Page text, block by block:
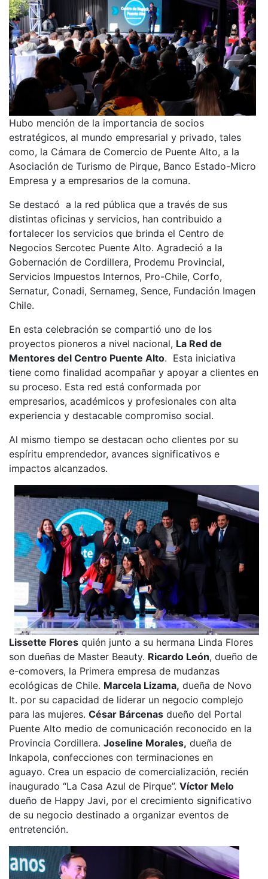
Hubo mención de la importancia de socios
estratégicos, al mundo empresarial y privado, tales
como, la Cámara de Comercio de Puente Alto, a la
Asociación de Turismo de Pirque, Banco Estado-Micro
Empresa y a empresarios de la comuna.
Se destacó a la red pública que a través de sus
distintas oficinas y servicios, han contribuido a
fortalecer los servicios que brinda el Centro de
Negocios Sercotec Puente Alto. Agradeció a la
Gobernación de Cordillera, Prodemu Provincial,
Servicios Impuestos Internos, Pro-Chile, Corfo,
Sernatur, Conadi, Sernameg, Sence, Fundación Imagen
Chile.
En esta celebración se compartió uno de los
proyectos pioneros a nivel nacional, La Red de
Mentores del Centro Puente Alto. Esta iniciativa
tiene como finalidad acompañar y apoyar a clientes en
su proceso. Esta red está conformada por
empresarios, académicos y profesionales con alta
experiencia y destacable compromiso social.
Al mismo tiempo se destacan ocho clientes por su
espíritu emprendedor, avances significativos e
impactos alcanzados.
Lissette Flores quién junto a su hermana Linda Flores
son dueñas de Master Beauty. Ricardo León, dueño de
e-comovers, la Primera empresa de mudanzas
ecológicas de Chile. Marcela Lizama, dueña de Novo
It. por su capacidad de liderar un negocio complejo
para las mujeres. César Bárcenas dueño del Portal
Puente Alto medio de comunicación reconocido en la
Provincia Cordillera. Joseline Morales, dueña de
Inkapola, confecciones con terminaciones en
aguayo. Crea un espacio de comercialización, recién
inaugurado “La Casa Azul de Pirque”. Víctor Melo
dueño de Happy Javi, por el crecimiento significativo
de su negocio destinado a organizar eventos de
entretención.